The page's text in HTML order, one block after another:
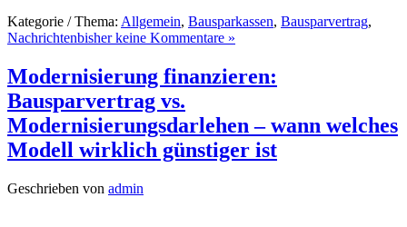
Kategorie / Thema: Allgemein, Bausparkassen, Bausparvertrag,
Nachrichtenbisher keine Kommentare »
Modernisierung finanzieren:
Bausparvertrag vs.
Modernisierungsdarlehen – wann welches
Modell wirklich günstiger ist
Geschrieben von admin